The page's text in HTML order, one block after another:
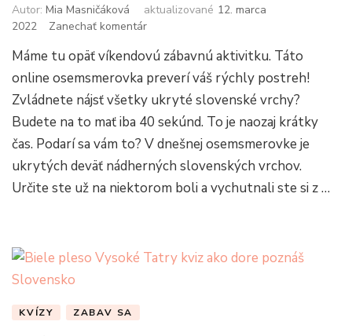
Autor: Mia Masničáková aktualizované 12. marca
2022
Zanechať komentárk
Osemsmerovka:
Nájdete
všetky
slovenské
vrchy?
Máme tu opäť víkendovú zábavnú aktivitku. Táto
online osemsmerovka preverí váš rýchly postreh!
Zvládnete nájsť všetky ukryté slovenské vrchy?
Budete na to mať iba 40 sekúnd. To je naozaj krátky
čas. Podarí sa vám to? V dnešnej osemsmerovke je
ukrytých deväť nádherných slovenských vrchov.
Určite ste už na niektorom boli a vychutnali ste si z …
KVÍZY ZABAV SA